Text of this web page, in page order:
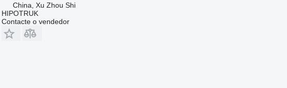
China, Xu Zhou Shi
HIPOTRUK
Contacte o vendedor